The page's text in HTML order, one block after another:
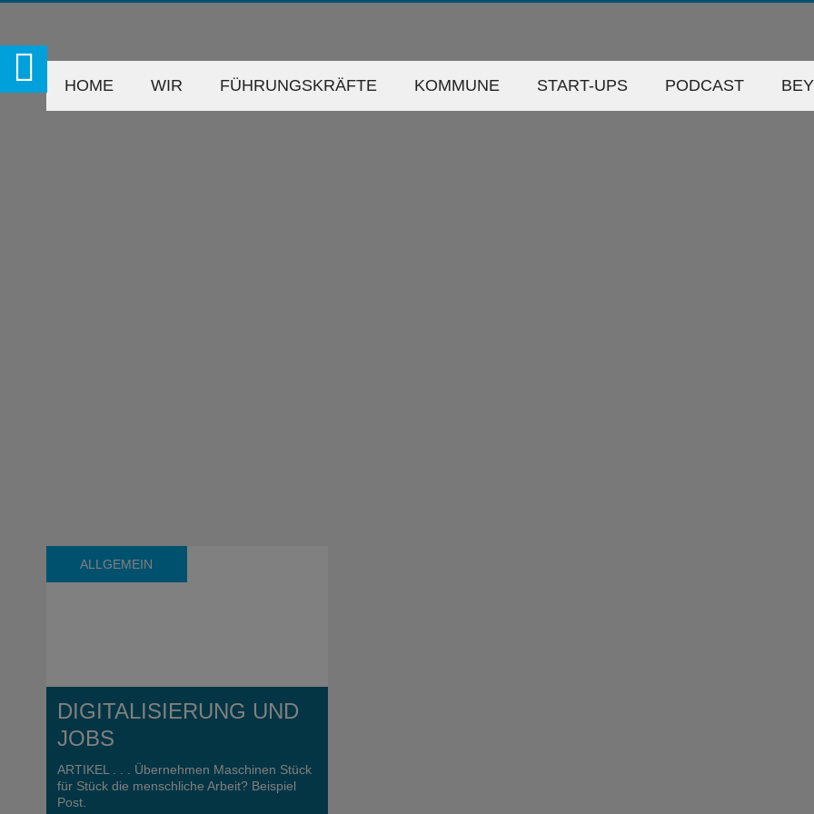
HOME WIR FÜHRUNGSKRÄFTE KOMMUNE START-UPS PODCAST
ALLGEMEIN
DIGITALISIERUNG UND
JOBS
ARTIKEL . . . Übernehmen Maschinen Stück
für Stück die menschliche Arbeit? Beispiel
Post.